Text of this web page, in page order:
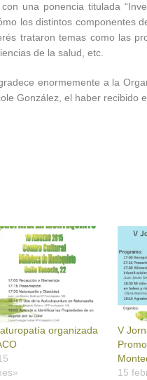
una ponencia titulada
los distintos componentes
trataron temas como las
de la salud, etc.
enormemente a la
González, el haber recibido
organizada
V
15